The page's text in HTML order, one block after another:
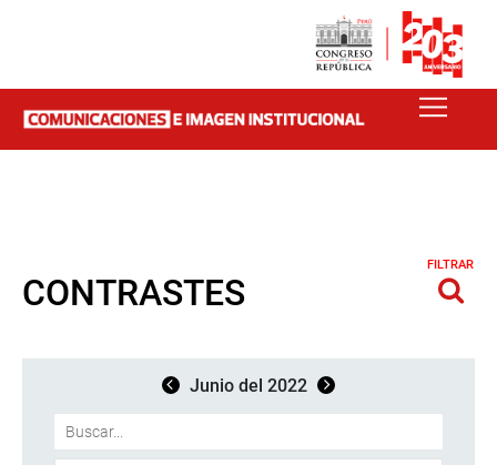
CONTRASTES
FILTRAR
Junio del 2022